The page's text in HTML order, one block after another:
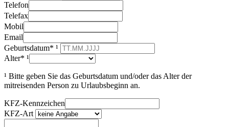
Telefon
Telefax
Mobil
Email
Geburtsdatum* ¹
Alter* ¹
¹ Bitte geben Sie das Geburtsdatum und/oder das Alter der
mitreisenden Person zu Urlaubsbeginn an.
KFZ-Kennzeichen
KFZ-Art